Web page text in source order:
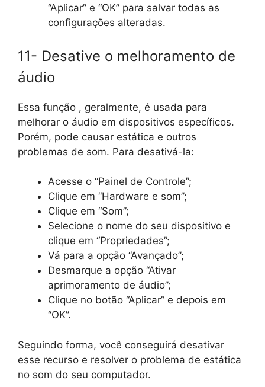
“Aplicar” e “OK” para salvar todas as
configurações alteradas.
11- Desative o melhoramento de
áudio
Essa função , geralmente, é usada para
melhorar o áudio em dispositivos específicos.
Porém, pode causar estática e outros
problemas de som. Para desativá-la:
Acesse o “Painel de Controle”;
Clique em “Hardware e som”;
Clique em “Som”;
Selecione o nome do seu dispositivo e
clique em “Propriedades”;
Vá para a opção “Avançado”;
Desmarque a opção “Ativar
aprimoramento de áudio”;
Clique no botão “Aplicar” e depois em
“OK”.
Seguindo forma, você conseguirá desativar
esse recurso e resolver o problema de estática
no som do seu computador.